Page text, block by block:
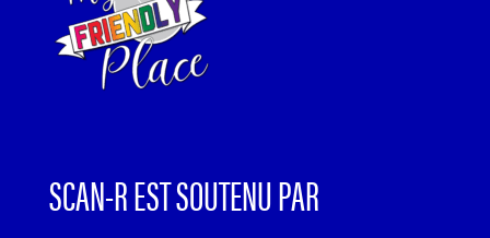
SCAN-R EST SOUTENU PAR